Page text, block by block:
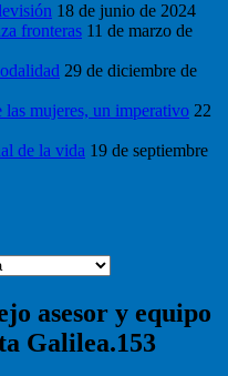
18 de junio de 2024
fronteras 11 de marzo de
29 de diciembre de
las mujeres, un imperativo 22
de la vida 19 de septiembre
asesor y equipo
Galilea.153